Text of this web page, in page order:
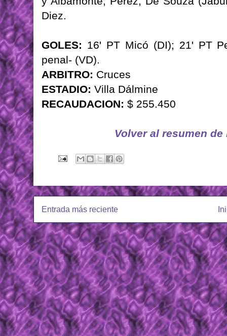
Diez.
GOLES: 16' PT Micó (DI); 21' PT
penal- (VD).
ARBITRO: Cruces
ESTADIO: Villa Dálmine
RECAUDACION: $ 255.450
Volver al resumen
Entrada más reciente